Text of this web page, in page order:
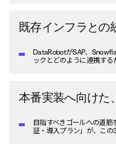
既存インフラとの
DataRobotがSAP、
ックとどのように連携する
本番実装へ向けた
目指すべきゴールへの道
証・導入プラン」が、この